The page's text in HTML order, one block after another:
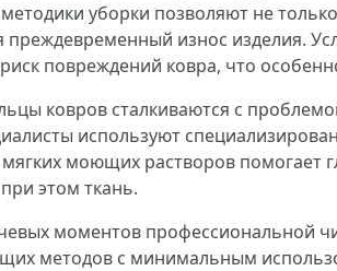
уборки позволяют не
износ изделия.
повреждений ковра, что
ковров сталкиваются с
используют
моющих растворов помогает
этом ткань.
моментов профессиональной
методов с минимальным